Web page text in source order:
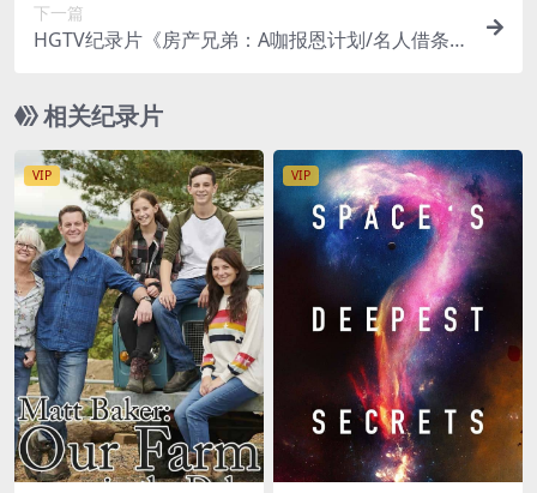
下一篇
HGTV纪录片《房产兄弟：A咖报恩计划/名人借条 C
双字 官方纯净版 1080P/MKV/96.1G
相关纪录片
VIP VIP